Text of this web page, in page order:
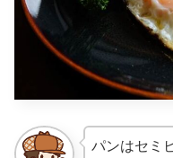
パンはセミ